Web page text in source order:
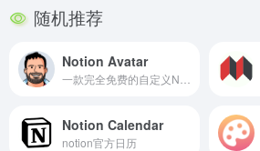
随机推荐
Notion Avatar
Notion Calendar
notion官方日历